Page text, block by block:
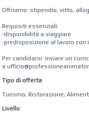
Offriamo: stipendio, vitto,
Requisiti essenziali:
-disponibilità a viaggiare
-predisposizione al lavoro con
Per candidarsi: inviare un
a
Tipo di offerta
Turismo, Ristorazione,
Livello